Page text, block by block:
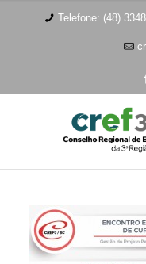
Telefone: (48)